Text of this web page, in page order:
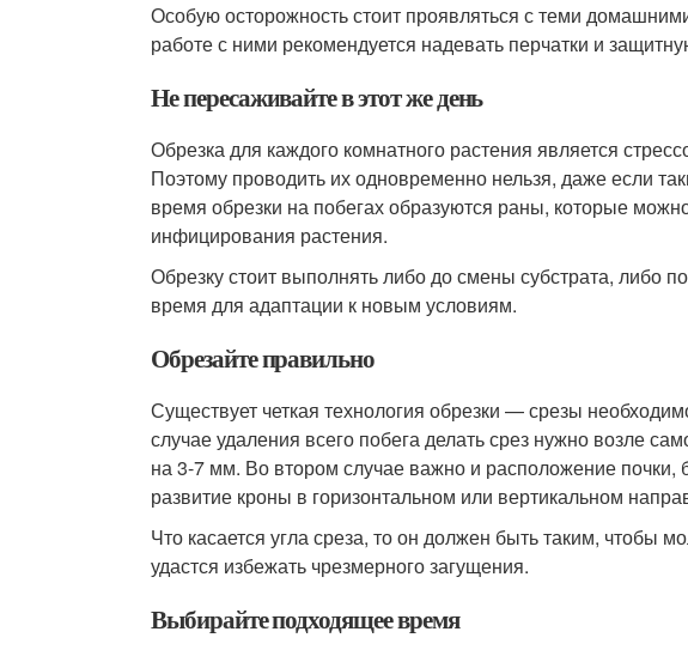
Особую осторожность стоит проявляться с теми
работе с ними рекомендуется надевать перчатки и
Не пересаживайте в этот же день
Обрезка для каждого комнатного растения является
Поэтому проводить их одновременно нельзя, даже если
время обрезки на побегах образуются раны, которые
инфицирования растения.
Обрезку стоит выполнять либо до смены субстрата, либо
время для адаптации к новым условиям.
Обрезайте правильно
Существует четкая технология обрезки — срезы
случае удаления всего побега делать срез нужно возле
на 3-7 мм. Во втором случае важно и расположение почки,
развитие кроны в горизонтальном или вертикальном
Что касается угла среза, то он должен быть таким, чтобы
удастся избежать чрезмерного загущения.
Выбирайте подходящее время